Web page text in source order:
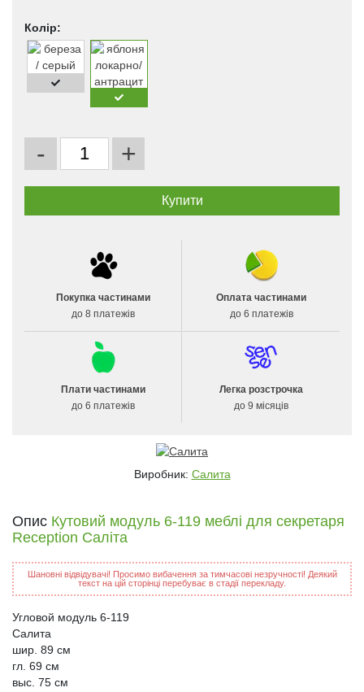
Колір:
- +
Покупка частинами
до 8 платежів
Оплата частинами
до 6 платежів
Плати частинами
до 6 платежів
Легка розстрочка
до 9 місяців
Виробник: Салита
Опис Кутовий модуль 6-119 меблі для секретаря
Reception Саліта
Шановні відвідувачі! Просимо вибачення за тимчасові незручності! Деякий
текст на цій сторінці перебуває в стадії перекладу.
Угловой модуль 6-119
Салита
шир. 89 см
гл. 69 см
выс. 75 см